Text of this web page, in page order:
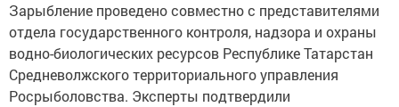
Зарыбление проведено совместно с представителями
отдела государственного контроля, надзора и охраны
водно-биологических ресурсов Республике Татарстан
Средневолжского территориального управления
Росрыболовства. Эксперты подтвердили